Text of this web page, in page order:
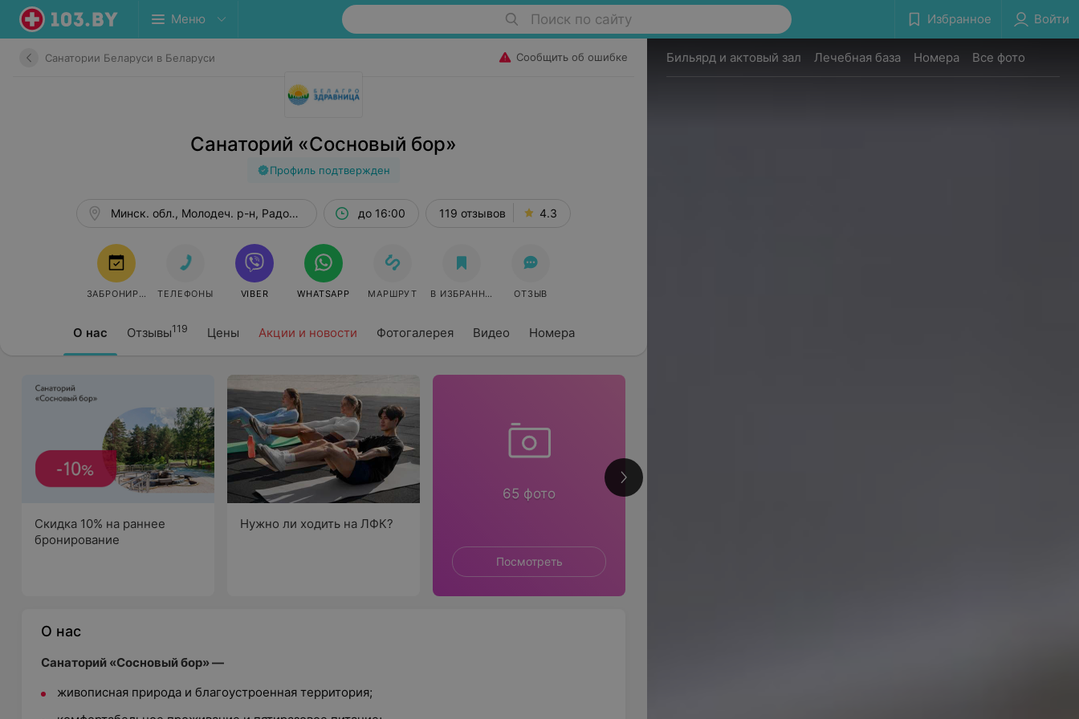
Меню Поиск по сайту Избранное Войти
Санатории Беларуси в Беларуси Сообщить об ошибке
Санаторий «Сосновый бор»
Профиль подтвержден
О нас Отзывы119 Цены Акции и новости Фотогалерея Видео Номера
Минск. обл., Молодеч. р-н, Радошковичский c-с, 1
до 16:00 119 отзывов 4.3
ЗАБРОНИРОВАТЬТЕЛЕФОНЫ VIBER WHATSAPP МАРШРУТ В ИЗБРАННОЕ ОТЗЫВ
Скидка 10% на раннее
бронирование
Нужно ли ходить на ЛФК?
65 фото
Посмотреть
О нас
Санаторий «Сосновый бор» —
живописная природа и благоустроенная территория;
Бильярд и актовый зал Лечебная база Номера Все фото